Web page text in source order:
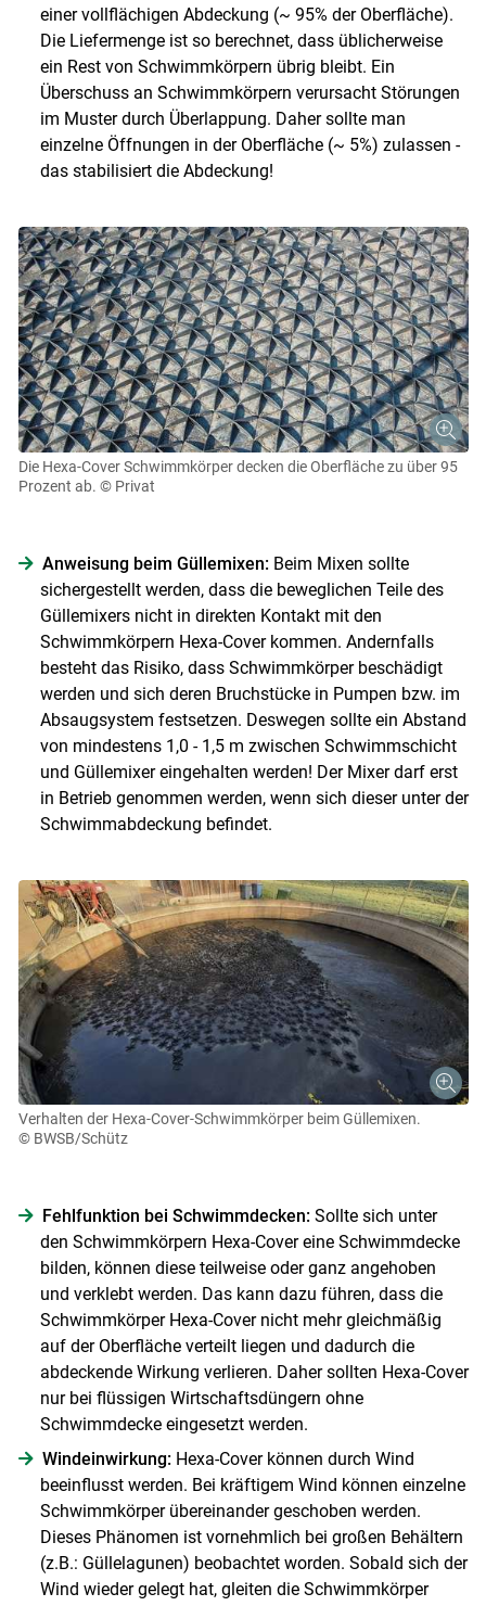
einer vollflächigen Abdeckung (~ 95% der Oberfläche).
Die Liefermenge ist so berechnet, dass üblicherweise
ein Rest von Schwimmkörpern übrig bleibt. Ein
Überschuss an Schwimmkörpern verursacht Störungen
im Muster durch Überlappung. Daher sollte man
einzelne Öffnungen in der Oberfläche (~ 5%) zulassen -
das stabilisiert die Abdeckung!
Die Hexa-Cover Schwimmkörper decken die Oberfläche zu über 95
Prozent ab. © Privat
Anweisung beim Güllemixen:Beim Mixen sollte
sichergestellt werden, dass die beweglichen Teile des
Güllemixers nicht in direkten Kontakt mit den
Schwimmkörpern Hexa-Cover kommen. Andernfalls
besteht das Risiko, dass Schwimmkörper beschädigt
werden und sich deren Bruchstücke in Pumpen bzw. im
Absaugsystem festsetzen. Deswegen sollte ein Abstand
von mindestens 1,0 - 1,5 m zwischen Schwimmschicht
und Güllemixer eingehalten werden! Der Mixer darf erst
in Betrieb genommen werden, wenn sich dieser unter der
Schwimmabdeckung befindet.
Verhalten der Hexa-Cover-Schwimmkörper beim Güllemixen.
© BWSB/Schütz
Fehlfunktion bei Schwimmdecken:Sollte sich unter
den Schwimmkörpern Hexa-Cover eine Schwimmdecke
bilden, können diese teilweise oder ganz angehoben
und verklebt werden. Das kann dazu führen, dass die
Schwimmkörper Hexa-Cover nicht mehr gleichmäßig
auf der Oberfläche verteilt liegen und dadurch die
abdeckende Wirkung verlieren. Daher sollten Hexa-Cover
nur bei flüssigen Wirtschaftsdüngern ohne
Schwimmdecke eingesetzt werden.
Windeinwirkung:Hexa-Cover können durch Wind
beeinflusst werden. Bei kräftigem Wind können einzelne
Schwimmkörper übereinander geschoben werden.
Dieses Phänomen ist vornehmlich bei großen Behältern
(z.B.: Güllelagunen) beobachtet worden. Sobald sich der
Wind wieder gelegt hat, gleiten die Schwimmkörper